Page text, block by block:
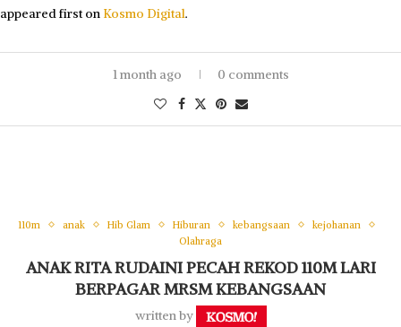
appeared first on Kosmo Digital.
1 month ago 0 comments
110m anak Hib Glam Hiburan kebangsaan
kejohanan
Olahraga
ANAK RITA RUDAINI PECAH REKOD 110M LARI
BERPAGAR MRSM KEBANGSAAN
written by